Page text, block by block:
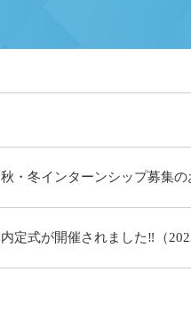
秋・冬インターンシップ募集の
内定式が開催されました‼（